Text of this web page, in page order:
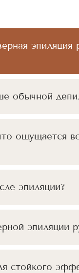
эпиляция
обычной
ощущается
эпиляции?
эпиляции
стойкого